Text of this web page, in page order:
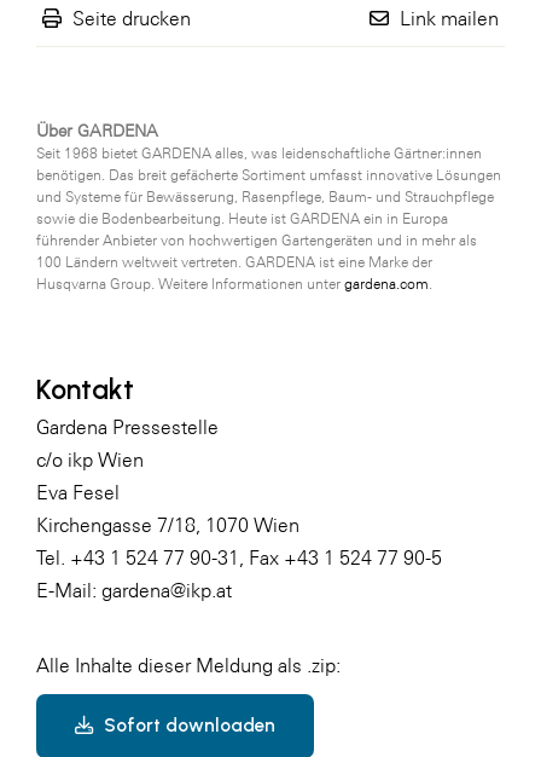
Seite drucken Link mailen
Über GARDENA
Seit 1968 bietet GARDENA alles, was leidenschaftliche Gärtner:innen
benötigen. Das breit gefächerte Sortiment umfasst innovative Lösungen
und Systeme für Bewässerung, Rasenpflege, Baum- und Strauchpflege
sowie die Bodenbearbeitung. Heute ist GARDENA ein in Europa
führender Anbieter von hochwertigen Gartengeräten und in mehr als
100 Ländern weltweit vertreten. GARDENA ist eine Marke der
Husqvarna Group. Weitere Informationen unter gardena.com.
Kontakt
Gardena Pressestelle
c/o ikp Wien
Eva Fesel
Kirchengasse 7/18, 1070 Wien
Tel. +43 1 524 77 90-31, Fax +43 1 524 77 90-5
E-Mail: gardena@ikp.at
Alle Inhalte dieser Meldung als .zip:
Sofort downloaden